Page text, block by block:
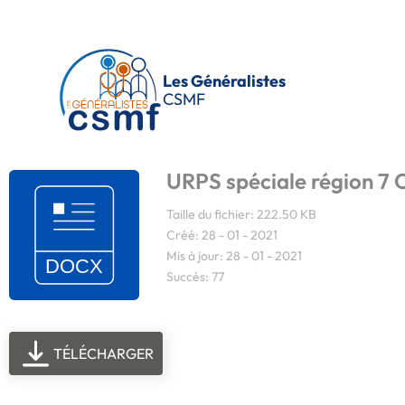
Les Généralistes
CSMF
URPS spéciale région 7
Taille du fichier: 222.50 KB
Créé: 28 - 01 - 2021
Mis à jour: 28 - 01 - 2021
Succès: 77
TÉLÉCHARGER